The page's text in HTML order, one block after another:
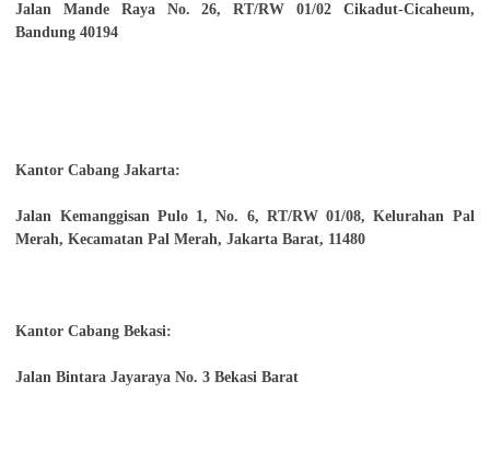
Jalan Mande Raya No. 26, RT/RW 01/02 Cikadut-Cicaheum,
Bandung 40194
Kantor Cabang Jakarta:
Jalan Kemanggisan Pulo 1, No. 6, RT/RW 01/08, Kelurahan Pal
Merah, Kecamatan Pal Merah, Jakarta Barat, 11480
Kantor Cabang Bekasi:
Jalan Bintara Jayaraya No. 3 Bekasi Barat